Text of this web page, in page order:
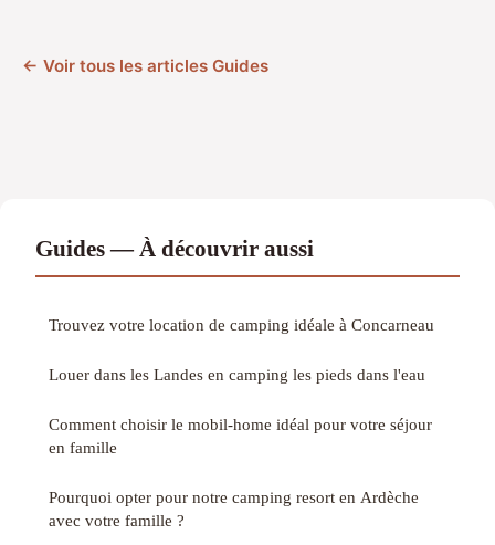
← Voir tous les articles Guides
Guides — À découvrir aussi
Trouvez votre location de camping idéale à Concarneau
Louer dans les Landes en camping les pieds dans l'eau
Comment choisir le mobil-home idéal pour votre séjour
en famille
Pourquoi opter pour notre camping resort en Ardèche
avec votre famille ?